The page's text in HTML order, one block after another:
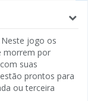
jogo os
morrem por
suas
prontos para
ou terceira